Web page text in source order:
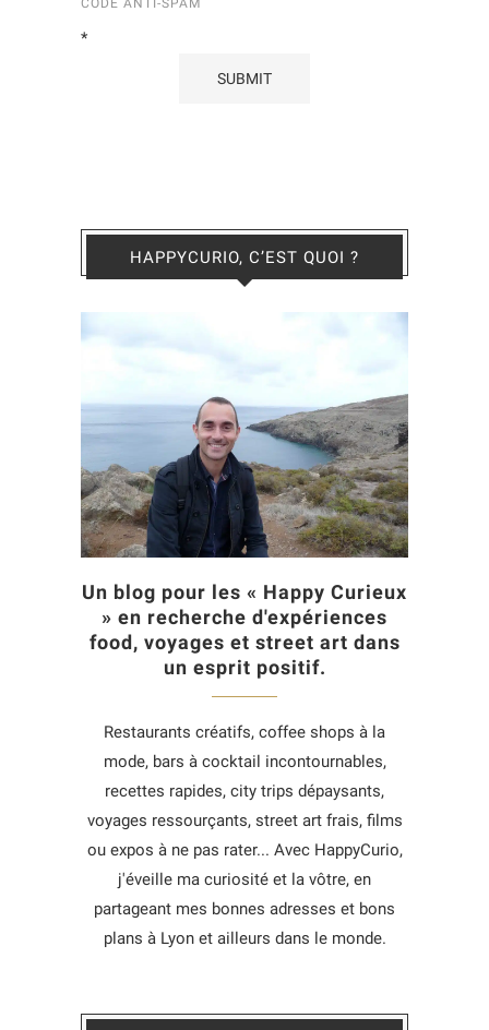
*
HAPPYCURIO, C’EST QUOI ?
Un blog pour les « Happy Curieux
» en recherche d'expériences
food, voyages et street art dans
un esprit positif.
Restaurants créatifs, coffee shops à la
mode, bars à cocktail incontournables,
recettes rapides, city trips dépaysants,
voyages ressourçants, street art frais, films
ou expos à ne pas rater... Avec HappyCurio,
j'éveille ma curiosité et la vôtre, en
partageant mes bonnes adresses et bons
plans à Lyon et ailleurs dans le monde.